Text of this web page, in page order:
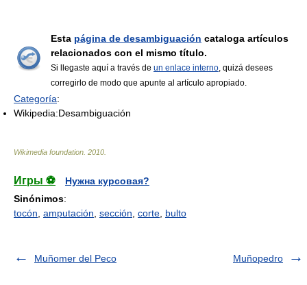
Esta página de desambiguación cataloga artículos
relacionados con el mismo título.
Si llegaste aquí a través de un enlace interno, quizá desees
corregirlo de modo que apunte al artículo apropiado.
Categoría:
Wikipedia:Desambiguación
Wikimedia foundation 2010
Игры ⚽
Нужна курсовая?
Sinónimos:
tocón amputación sección corte bulto
Muñomer del Peco Muñopedro